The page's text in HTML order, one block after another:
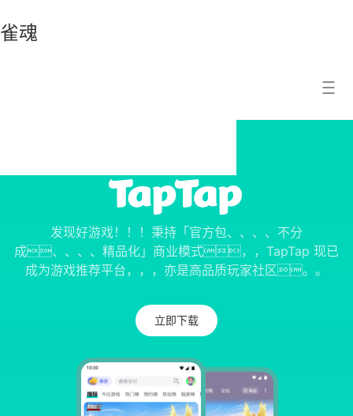
雀魂
发现好游戏！！！秉持「官方包、、、、不分
成、、、、精品化」商业模式，，TapTap 现已
成为游戏推荐平台，，，亦是高品质玩家社区。。
立即下载